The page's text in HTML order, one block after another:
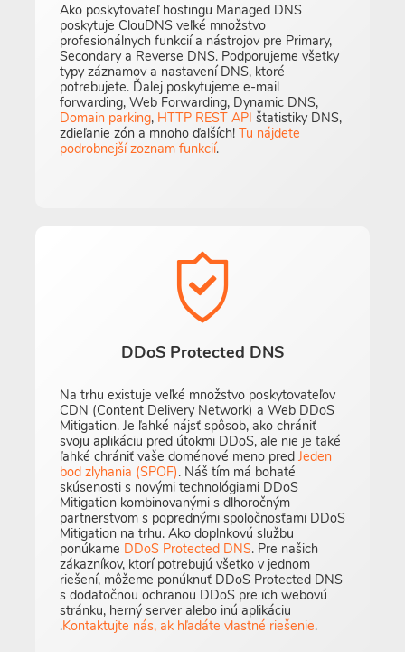
Ako poskytovateľ hostingu Managed DNS
poskytuje ClouDNS veľké množstvo
profesionálnych funkcií a nástrojov pre Primary,
Secondary a Reverse DNS. Podporujeme všetky
typy záznamov a nastavení DNS, ktoré
potrebujete. Ďalej poskytujeme e-mail
forwarding, Web Forwarding, Dynamic DNS,
Domain parking, HTTP REST API štatistiky DNS,
zdieľanie zón a mnoho ďalších! Tu nájdete
podrobnejší zoznam funkcií.
DDoS Protected DNS
Na trhu existuje veľké množstvo poskytovateľov
CDN (Content Delivery Network) a Web DDoS
Mitigation. Je ľahké nájsť spôsob, ako chrániť
svoju aplikáciu pred útokmi DDoS, ale nie je také
ľahké chrániť vaše doménové meno pred Jeden
bod zlyhania (SPOF). Náš tím má bohaté
skúsenosti s novými technológiami DDoS
Mitigation kombinovanými s dlhoročným
partnerstvom s poprednými spoločnosťami DDoS
Mitigation na trhu. Ako doplnkovú službu
ponúkame DDoS Protected DNS. Pre našich
zákazníkov, ktorí potrebujú všetko v jednom
riešení, môžeme ponúknuť DDoS Protected DNS
s dodatočnou ochranou DDoS pre ich webovú
stránku, herný server alebo inú aplikáciu
.Kontaktujte nás, ak hľadáte vlastné riešenie.